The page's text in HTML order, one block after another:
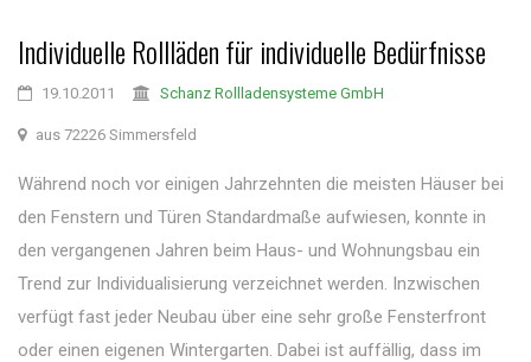
Individuelle Rollläden für individuelle Bedürfnisse
19.10.2011 Schanz Rollladensysteme GmbH
aus 72226 Simmersfeld
Während noch vor einigen Jahrzehnten die meisten Häuser bei
den Fenstern und Türen Standardmaße aufwiesen, konnte in
den vergangenen Jahren beim Haus- und Wohnungsbau ein
Trend zur Individualisierung verzeichnet werden. Inzwischen
verfügt fast jeder Neubau über eine sehr große Fensterfront
oder einen eigenen Wintergarten. Dabei ist auffällig, dass im